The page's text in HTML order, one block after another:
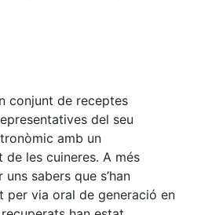
conjunt de receptes
del seu
amb un
les cuineres. A més
sabers que s’han
per via oral de generació en